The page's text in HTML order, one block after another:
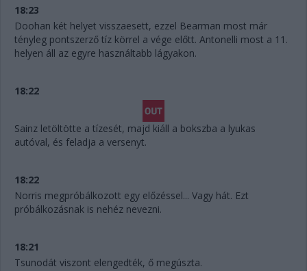
18:23
Doohan két helyet visszaesett, ezzel Bearman most már
tényleg pontszerző tíz körrel a vége előtt. Antonelli most a 11.
helyen áll az egyre használtabb lágyakon.
18:22
Sainz letöltötte a tízesét, majd kiáll a bokszba a lyukas
autóval, és feladja a versenyt.
18:22
Norris megpróbálkozott egy előzéssel... Vagy hát. Ezt
próbálkozásnak is nehéz nevezni.
18:21
Tsunodát viszont elengedték, ő megúszta.